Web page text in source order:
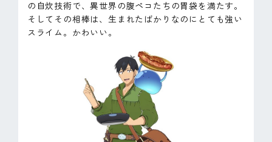
の自炊技術で、異世界の腹ペコたちの胃袋を満たす。
そしてその相棒は、生まれたばかりなのにとても強い
スライム。かわいい。